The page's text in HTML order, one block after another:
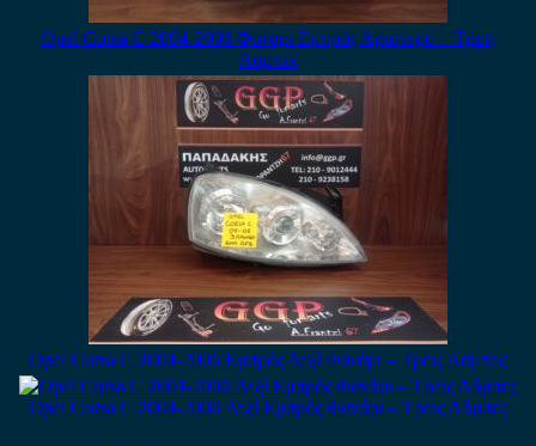
Opel Corsa C 2004-2006 Φανάρι Εμπρός Αριστερό – Tρεις
Λάμπες
Opel Corsa C 2004-2006 Εμπρός Δεξί Φανάρι – Τρεις Λάμπες
Opel Corsa C 2004-2006 Δεξί Εμπρός Φανάρι – Τρεις Λάμπες